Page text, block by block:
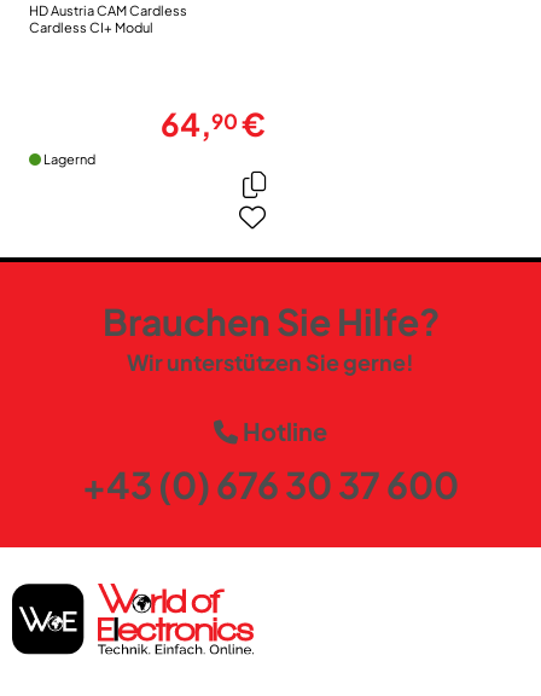
HD Austria CAM Cardless
Cardless CI+ Modul
64,90€
Lagernd
Brauchen Sie Hilfe?
Wir unterstützen Sie gerne!
Hotline
+43 (0) 676 30 37 600